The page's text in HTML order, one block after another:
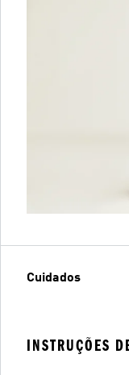
Cuidados
INSTRUÇÕES